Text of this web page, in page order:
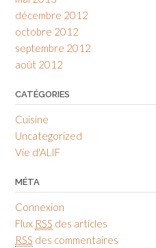
décembre 2012
octobre 2012
septembre 2012
août 2012
CATÉGORIES
Cuisine
Uncategorized
Vie d'ALIF
MÉTA
Connexion
Flux RSS des articles
RSS des commentaires